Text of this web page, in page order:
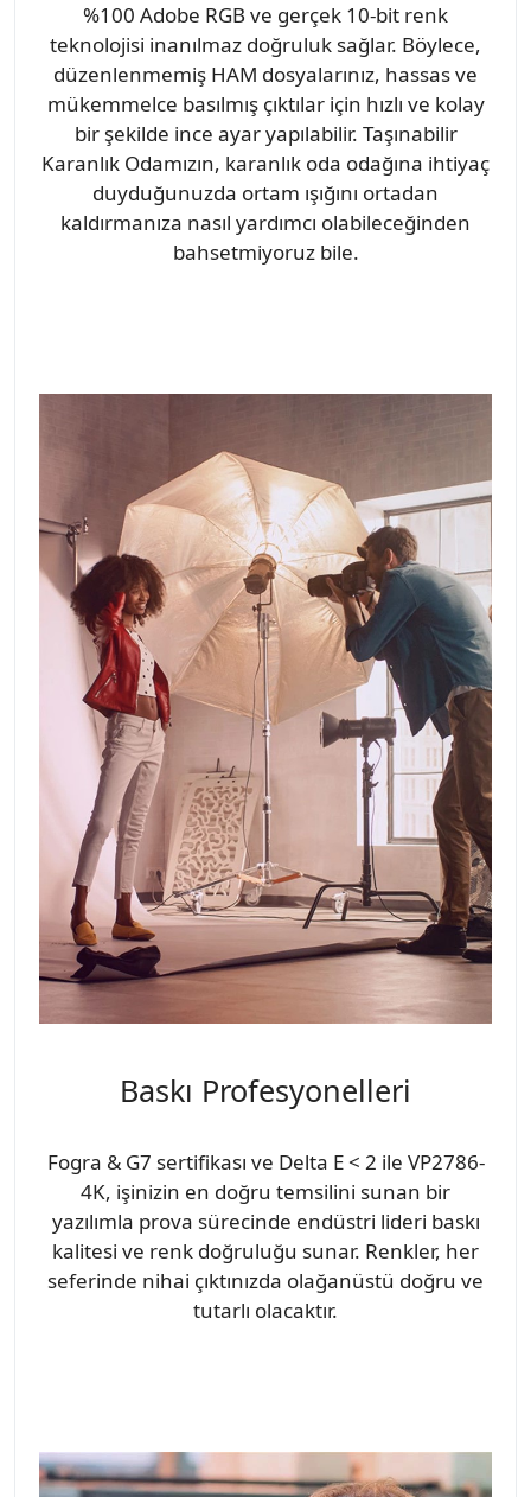
%100 Adobe RGB ve gerçek 10-bit renk
teknolojisi inanılmaz doğruluk sağlar. Böylece,
düzenlenmemiş HAM dosyalarınız, hassas ve
mükemmelce basılmış çıktılar için hızlı ve kolay
bir şekilde ince ayar yapılabilir. Taşınabilir
Karanlık Odamızın, karanlık oda odağına ihtiyaç
duyduğunuzda ortam ışığını ortadan
kaldırmanıza nasıl yardımcı olabileceğinden
bahsetmiyoruz bile.
Baskı Profesyonelleri
Fogra & G7 sertifikası ve Delta E < 2 ile VP2786-
4K, işinizin en doğru temsilini sunan bir
yazılımla prova sürecinde endüstri lideri baskı
kalitesi ve renk doğruluğu sunar. Renkler, her
seferinde nihai çıktınızda olağanüstü doğru ve
tutarlı olacaktır.